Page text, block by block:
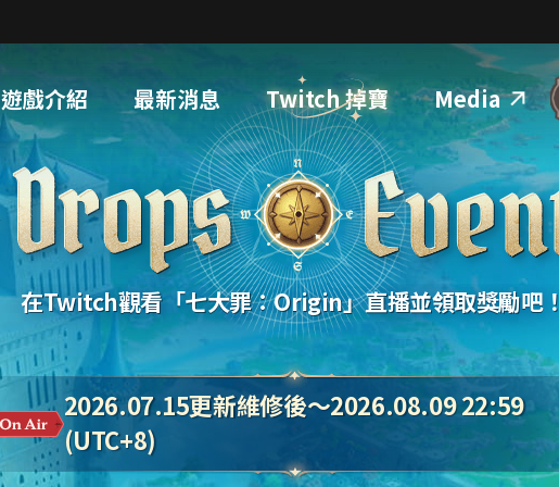
遊戲介紹 最新消息 Twitch 掉寶 Media
在Twitch觀看「七大罪：Origin」直播並領取獎勵吧！
2026.07.15更新維修後～2026.08.09 22:59
(UTC+8)